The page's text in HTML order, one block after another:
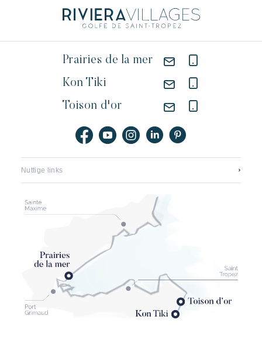
Prairies de la mer
Kon Tiki
Toison d'or
Nuttige links
Vacatures
Brochures, plattegronden en tarieven
Het nieuwe pampelonne
Onze partners
Algemene verkoopvoorwaarden
Annuleringsverzekering Kon Tiki
Conditions générales echeck-in (pré-enregistrement)